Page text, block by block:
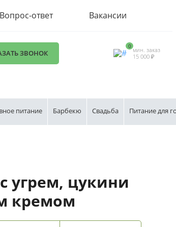
Вопрос-ответ Вакансии
ЗВОНОК
0 мин. заказ
15 000 ₽
питание Барбекю Свадьба Питание для
угрем, цукини
кремом